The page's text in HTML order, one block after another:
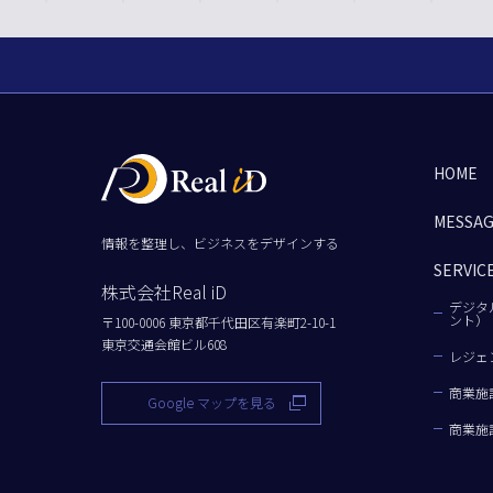
情報を整理し、ビジネスをデザインする
株式会社Real iD
〒100-0006 東京都千代田区有楽町2-10-1
東京交通会館ビル608
Google マップを見る
HOME
デジ
ント）
レジ
商業施
商業施